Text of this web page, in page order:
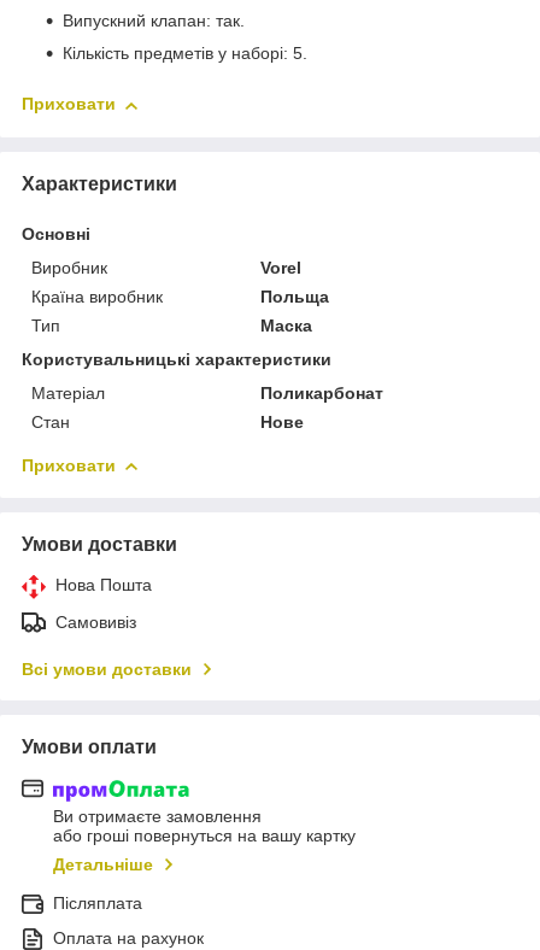
Випускний клапан: так.
Кількість предметів у наборі: 5.
Приховати
Характеристики
Основні
Виробник
Vorel
Країна виробник
Польща
Тип
Маска
Користувальницькі характеристики
Матеріал
Поликарбонат
Стан
Нове
Приховати
Умови доставки
Нова Пошта
Самовивіз
Всі умови доставки
Умови оплати
Ви отримаєте замовлення
або гроші повернуться на вашу картку
Детальніше
Післяплата
Оплата на рахунок